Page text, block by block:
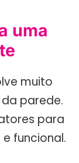
uma
muito
parede.
para
funcional.